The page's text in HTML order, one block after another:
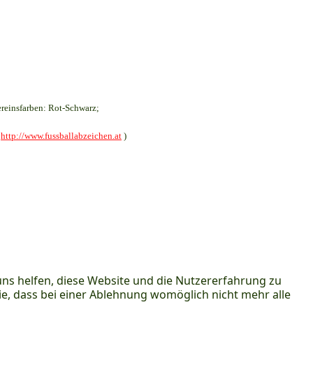
helfen, diese Website und die Nutzererfahrung zu
dass bei einer Ablehnung womöglich nicht mehr alle
Rot-Schwarz;
http://www.fussballabzeichen.at )